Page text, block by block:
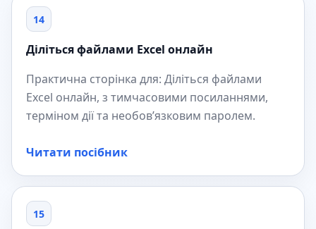
14
Діліться файлами Excel онлайн
Практична сторінка для: Діліться файлами
Excel онлайн, з тимчасовими посиланнями,
терміном дії та необов’язковим паролем.
Читати посібник
15